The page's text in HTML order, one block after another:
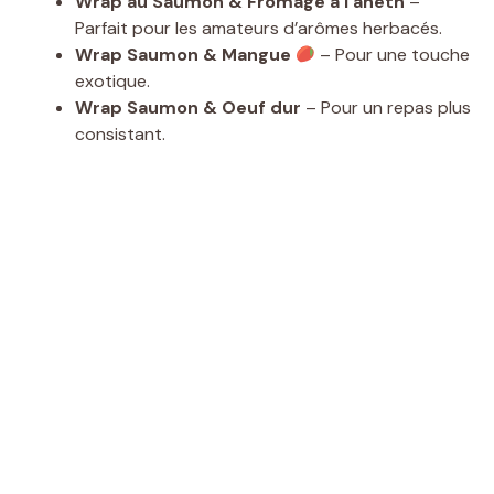
Parfait pour les amateurs d’arômes herbacés.
Wrap Saumon & Mangue
– Pour une touche
exotique.
Wrap Saumon & Oeuf dur – Pour un repas plus
consistant.